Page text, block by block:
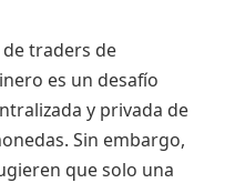
traders de
es un desafío
y privada de
Sin embargo,
que solo una